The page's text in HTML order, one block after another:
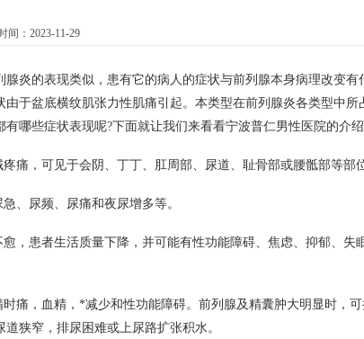
间：2023-11-29
腺炎的表现类似，患有它的病人的症状与前列腺本身病理改变有
由于盆底横纹肌张力性肌痛引起。本类型在前列腺炎各类型中所
有哪些症状表现呢?下面就让我们来看看宁波普仁男性医院的介
痛，可见于会阴、丁丁、肛周部、尿道、耻骨部或腰骶部等部
、尿频、尿痛和夜尿增多等。
，患者生活质量下降，并可能有性功能障碍、焦虑、抑郁、失
痛，血精，*减少和性功能障碍。前列腺及精囊肿大明显时，
狭窄，排尿困难或上尿路扩张积水。